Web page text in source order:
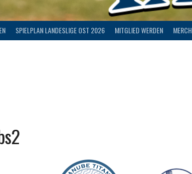
SPIELPLAN LANDESLIGE OST 2026 MITGLIED WERDEN MERCH